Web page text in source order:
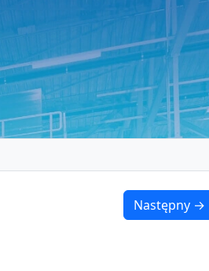
Następny →